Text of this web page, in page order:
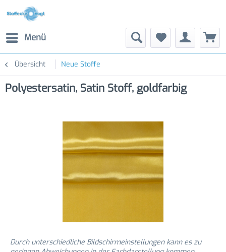
Menü
Übersicht Neue Stoffe
Polyestersatin, Satin Stoff, goldfarbig
Durch unterschiedliche Bildschirmeinstellungen kann es zu